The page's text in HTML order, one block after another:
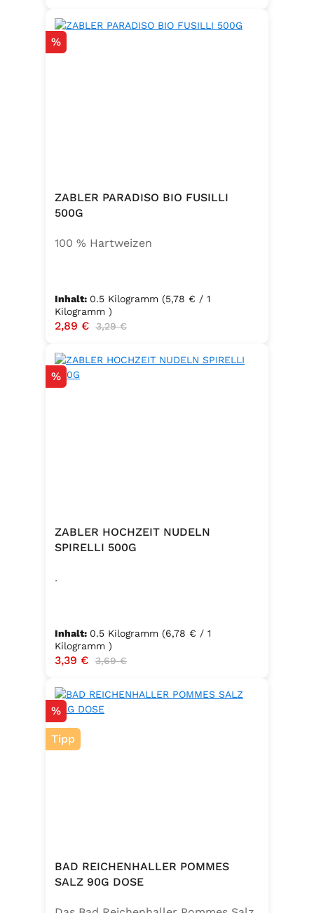
Rabatt
%
ZABLER PARADISO BIO FUSILLI
500G
100 % Hartweizen
Inhalt: 0.5 Kilogramm (5,78 € / 1
Kilogramm )
Verkaufspreis:
2,89 € Regulärer Preis:
3,29 €
Rabatt
%
ZABLER HOCHZEIT NUDELN
SPIRELLI 500G
.
Inhalt: 0.5 Kilogramm (6,78 € / 1
Kilogramm )
Verkaufspreis:
3,39 € Regulärer Preis:
3,69 €
Rabatt
%
Tipp
BAD REICHENHALLER POMMES
SALZ 90G DOSE